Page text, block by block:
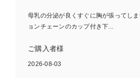
母乳の分泌が良くすぐに胸が張ってし
ョンチェーンのカップ付き下...
ご購入者様
2026-08-03